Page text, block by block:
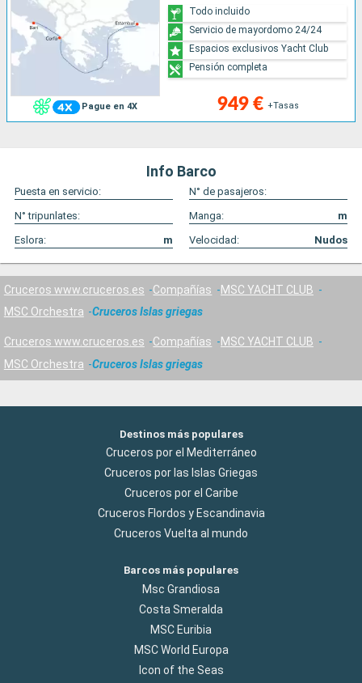
Pague en 4X 949 € +Tasas
Todo incluido
Servicio de mayordomo 24/24
Espacios exclusivos Yacht Club
Pensión completa
Info Barco
Puesta en servicio:
N° de pasajeros:
N° tripunlates:
Manga:
m
Eslora:
m Velocidad: Nudos
Cruceros www.cruceros.es Compañías
MSC YACHT CLUB
MSC Orchestra
Cruceros Islas griegas
Cruceros www.cruceros.es Compañías
MSC YACHT CLUB
MSC Orchestra
Cruceros Islas griegas
Destinos más populares
Cruceros por el Mediterráneo
Cruceros por las Islas Griegas
Cruceros por el Caribe
Cruceros Flordos y Escandinavia
Cruceros Vuelta al mundo
Barcos más populares
Msc Grandiosa
Costa Smeralda
MSC Euribia
MSC World Europa
Icon of the Seas